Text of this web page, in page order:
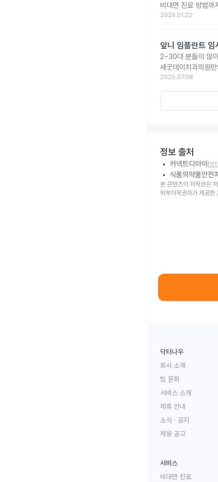
비대면 진료 방법까
2026.01.22
앞니 임플란트
2~30대 분들이 많
세굿데이치과의원
2025.07.08
정보 출처
커넥트디아이
식품의약품안전
본 콘텐츠의 저작권은
외부저작권자가 제공한
닥터나우
회사 소개
팀 문화
서비스 소개
제휴 안내
소식 · 공지
채용 공고
서비스
비대면 진료